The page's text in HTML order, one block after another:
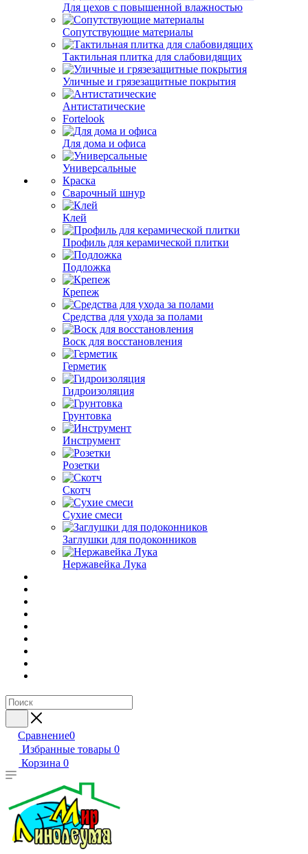
Для цехов с повышенной влажностью
Сопутствующие материалы
Тактильная плитка для слабовидящих
Уличные и грязезащитные покрытия
Антистатические
Fortelook
Для дома и офиса
Универсальные
Краска
Сварочный шнур
Клей
Профиль для керамической плитки
Подложка
Крепеж
Средства для ухода за полами
Воск для восстановления
Герметик
Гидроизоляция
Грунтовка
Инструмент
Розетки
Скотч
Сухие смеси
Заглушки для подоконников
Нержавейка Лука
Сравнение0
Избранные товары 0
Корзина 0